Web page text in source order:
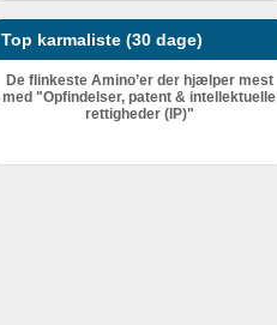
end når det...
Top karmaliste (30 dage)
De flinkeste Amino’er der hjælper mest
med "Opfindelser, patent & intellektuelle
rettigheder (IP)"